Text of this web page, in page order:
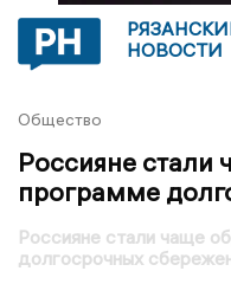
НОВОСТИ
Общество
Россияне стали
программе
Россияне стали чаще
долгосрочных